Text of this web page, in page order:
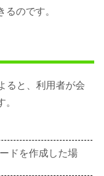
のです。
ると、利用者が会
ドを作成した場